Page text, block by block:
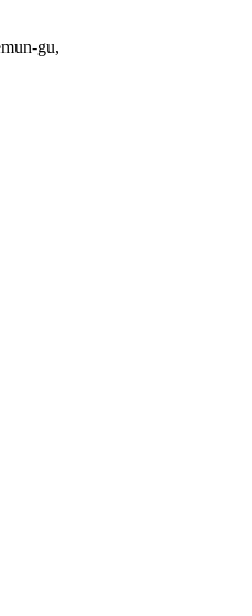
gu,